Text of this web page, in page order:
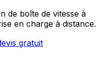
de boîte de vitesse à
en charge à distance.
gratuit